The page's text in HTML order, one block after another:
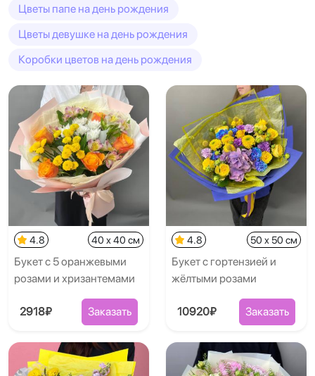
Цветы папе на день рождения
Цветы девушке на день рождения
Коробки цветов на день рождения
4.8 40 x 40 см
Букет с 5 оранжевыми
розами и хризантемами
2918₽ Заказать
4.8 50 x 50 см
Букет с гортензией и
жёлтыми розами
10920₽ Заказать